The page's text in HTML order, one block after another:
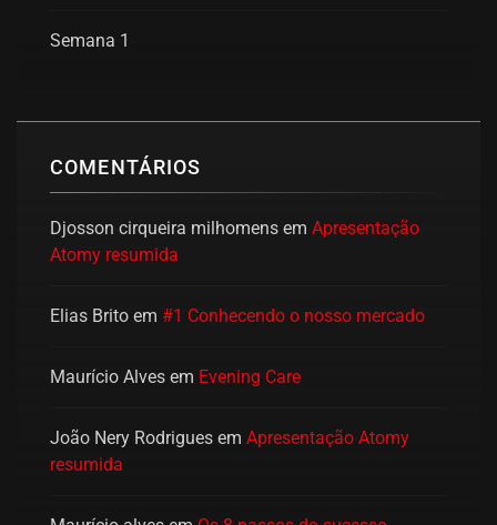
Semana 1
COMENTÁRIOS
Djosson cirqueira milhomens em Apresentação
Atomy resumida
Elias Brito em #1 Conhecendo o nosso mercado
Maurício Alves em Evening Care
João Nery Rodrigues em Apresentação Atomy
resumida